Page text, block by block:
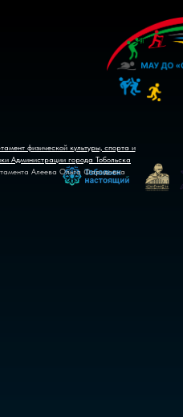
физической культуры, спорта и
Администрации города Тобольска
Алеева Ольга Фаридовна